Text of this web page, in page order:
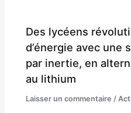
Des lycéens
d’énergie avec une
par inertie, en
au lithium
Laisser un commentaire /